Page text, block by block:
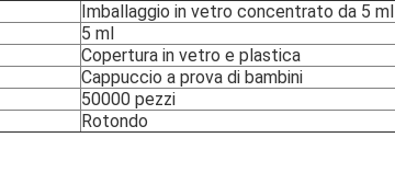
Imballaggio in vetro concentrato da 5 ml
5 ml
Copertura in vetro e plastica
Cappuccio a prova di bambini
50000 pezzi
Rotondo